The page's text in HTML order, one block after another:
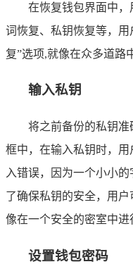
在恢复钱包界面中
词恢复、私钥恢复等，
复”选项,就像在众多道路
输入私钥
将之前备份的私钥准
框中，在输入私钥时，
入错误，因为一个小小
了确保私钥的安全，用
像在一个安全的密室中进
设置钱包密码